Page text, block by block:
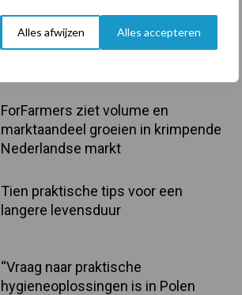
Alles afwijzen Alles accepteren
De speenhuid: een vaak
onderschatte risicofactor voor
ForFarmers ziet volume en
marktaandeel groeien in krimpende
Nederlandse markt
Tien praktische tips voor een
langere levensduur
“Vraag naar praktische
hygieneoplossingen is in Polen